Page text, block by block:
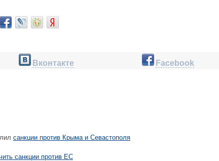
Вконтакте Facebook
санкции против Крыма и Севастополя
санкции против ЕС